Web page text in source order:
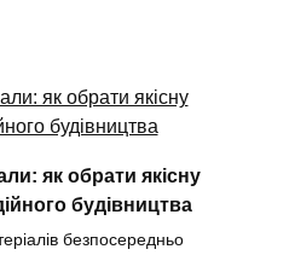
як обрати якісну
будівництва
безпосередньо